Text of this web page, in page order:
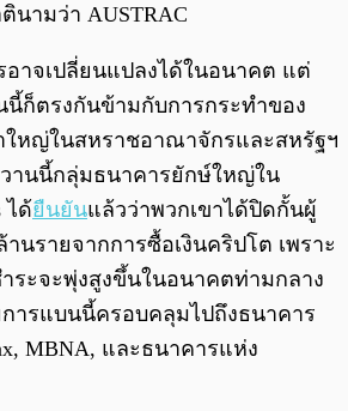
นามว่า AUSTRAC
าจเปลี่ยนแปลงได้ในอนาคต แต่
ก็ตรงกันข้ามกับการกระทำของ
หญ่ในสหราชอาณาจักรและสหรัฐฯ
วานนี้กลุ่มธนาคารยักษ์ใหญ่ใน
ได้ยืนยันแล้วว่าพวกเขาได้ปิดกั้นผู้
นรายจากการซื้อเงินคริปโต เพราะ
ระจะพุ่งสูงขึ้นในอนาคตท่ามกลาง
ารแบนนี้ครอบคลุมไปถึงธนาคาร
MBNA, และธนาคารแห่ง